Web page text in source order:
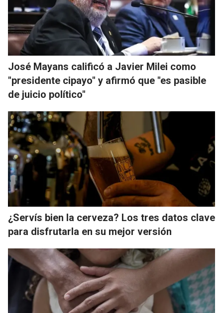
José Mayans calificó a Javier Milei como
"presidente cipayo" y afirmó que "es pasible
de juicio político"
¿Servís bien la cerveza? Los tres datos clave
para disfrutarla en su mejor versión